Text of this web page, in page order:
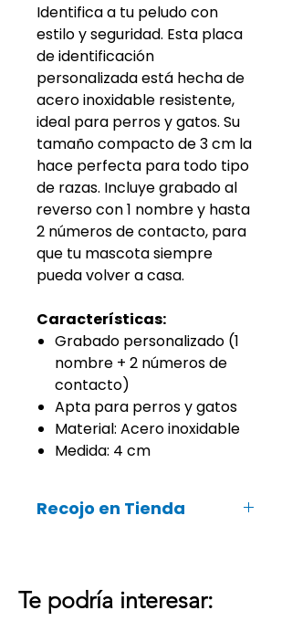
Identifica a tu peludo con
estilo y seguridad. Esta placa
de identificación
personalizada está hecha de
acero inoxidable resistente,
ideal para perros y gatos. Su
tamaño compacto de 3 cm la
hace perfecta para todo tipo
de razas. Incluye grabado al
reverso con 1 nombre y hasta
2 números de contacto, para
que tu mascota siempre
pueda volver a casa.
Características:
Grabado personalizado (1
nombre + 2 números de
contacto)
Apta para perros y gatos
Material: Acero inoxidable
Medida: 4 cm
Recojo en Tienda
Te podría interesar: